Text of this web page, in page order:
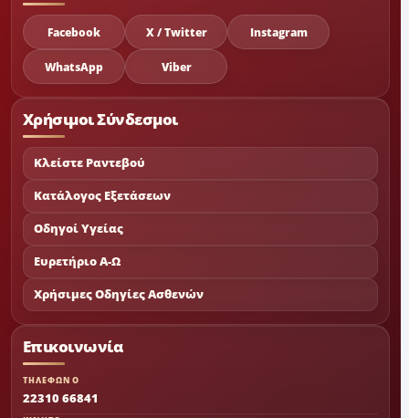
Facebook X / Twitter Instagram
WhatsApp Viber
Χρήσιμοι Σύνδεσμοι
Κλείστε Ραντεβού
Κατάλογος Εξετάσεων
Οδηγοί Υγείας
Ευρετήριο Α-Ω
Χρήσιμες Οδηγίες Ασθενών
Επικοινωνία
ΤΗΛΕΦΩΝΟ
22310 66841